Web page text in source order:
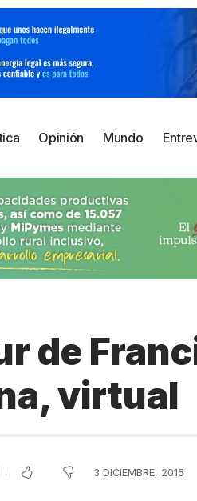
Opinión Mundo
de
virtual
3 DICIEMBRE, 2015